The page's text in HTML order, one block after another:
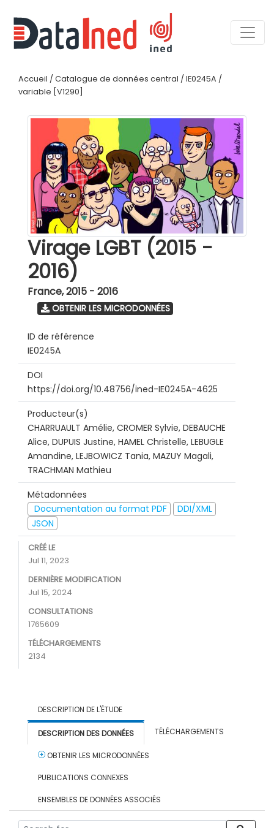
Accueil / Catalogue de données central / IE0245A /
variable [V1290]
Virage LGBT (2015 -
2016)
France,2015 - 2016
OBTENIR LES MICRODONNÉES
ID de référence
IE0245A
DOI
https://doi.org/10.48756/ined-IE0245A-4625
Producteur(s)
CHARRUAULT Amélie, CROMER Sylvie, DEBAUCHE
Alice, DUPUIS Justine, HAMEL Christelle, LEBUGLE
Amandine, LEJBOWICZ Tania, MAZUY Magali,
TRACHMAN Mathieu
Métadonnées
Documentation au format PDF
DDI/XML
JSON
CRÉÉ LE
Jul 11, 2023
DERNIÈRE MODIFICATION
Jul 15, 2024
CONSULTATIONS
1765609
TÉLÉCHARGEMENTS
2134
DESCRIPTION DE L'ÉTUDE
DESCRIPTION DES DONNÉES TÉLÉCHARGEMENTS
OBTENIR LES MICRODONNÉES
PUBLICATIONS CONNEXES
ENSEMBLES DE DONNÉES ASSOCIÉS